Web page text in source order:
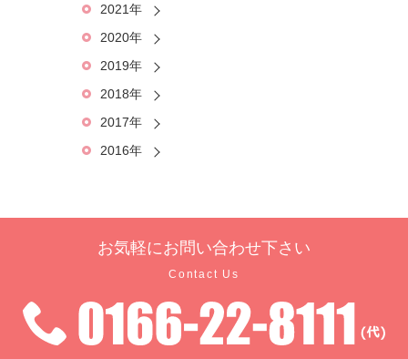
2021年
2020年
2019年
2018年
2017年
2016年
お気軽にお問い合わせ下さい
Contact Us